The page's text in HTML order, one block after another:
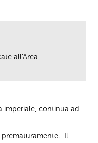
all'Area
imperiale, continua ad
prematuramente. Il